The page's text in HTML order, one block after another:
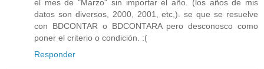
el mes de "Marzo" sin importar el año. (los años de mis
datos son diversos, 2000, 2001, etc,). se que se resuelve
con BDCONTAR o BDCONTARA pero desconosco como
poner el criterio o condición. :(
Responder